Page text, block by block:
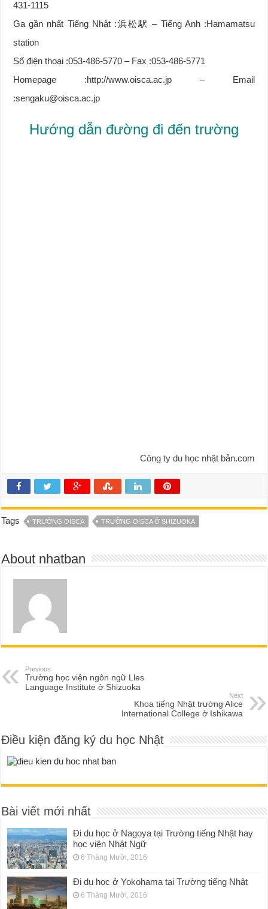
431-1115
Ga gần nhất Tiếng Nhật :浜松駅 – Tiếng Anh :Hamamatsu
station
Số điện thoại :053-486-5770 – Fax :053-486-5771
Homepage :http://www.oisca.ac.jp – Email
:sengaku@oisca.ac.jp
Hướng dẫn đường đi đến trường
Công ty du học nhật bản.com
Tags TRƯỜNG OISCA TRƯỜNG OISCA Ở SHIZUOKA
About nhatban
Previous
Trường học viện ngôn ngữ Lles
Language Institute ở Shizuoka
Next
Khoa tiếng Nhật trường Alice
International College ở Ishikawa
Điều kiện đăng ký du học Nhật
Bài viết mới nhất
Đi du học ở Nagoya tại Trường tiếng Nhật hay
học viện Nhật Ngữ
6 Tháng Mười, 2016
Đi du học ở Yokohama tại Trường tiếng Nhật
6 Tháng Mười, 2016